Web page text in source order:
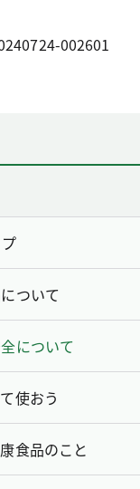
002601
ついて
について
使おう
食品のこと